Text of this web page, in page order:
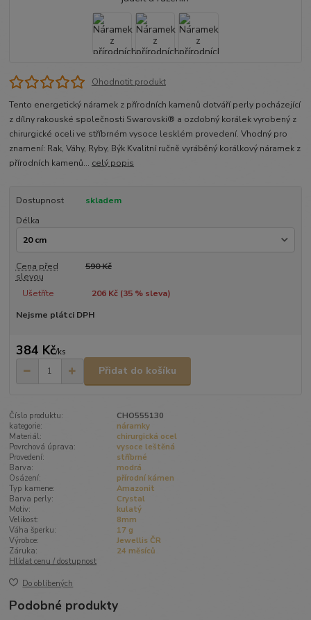
Ohodnotit produkt
Tento energetický náramek z přírodních kamenů dotváří perly pocházející
z dílny rakouské společnosti Swarovski® a ozdobný korálek vyrobený z
chirurgické oceli ve stříbrném vysoce lesklém provedení. Vhodný pro
znamení: Rak, Váhy, Ryby, Býk Kvalitní ručně vyráběný korálkový náramek z
přírodních kamenů... celý popis
Dostupnost
skladem
Délka
Cena před
slevou
590 Kč
Ušetříte 206 Kč (35% sleva)
Nejsme plátci DPH
384 Kč/ks
Přidat do košíku
Číslo produktu:
CHO555130
kategorie:
náramky
Materiál:
chirurgická ocel
Povrchová úprava:
vysoce leštěná
Provedení:
stříbrné
Barva:
modrá
Osázení:
přírodní kámen
Typ kamene:
Amazonit
Barva perly:
Crystal
Motiv:
kulatý
Velikost:
8mm
Váha šperku:
17 g
Výrobce:
Jewellis ČR
Záruka:
24 měsíců
Hlídat cenu / dostupnost
Do oblíbených
Podobné produkty